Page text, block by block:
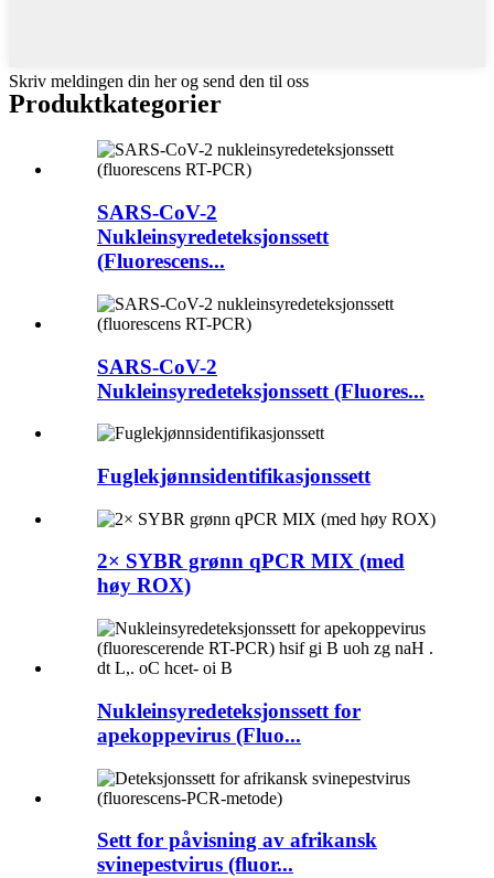
Skriv meldingen din her og send den til oss
Produktkategorier
SARS-CoV-2
Nukleinsyredeteksjonssett
(Fluorescens...
SARS-CoV-2
Nukleinsyredeteksjonssett (Fluores...
Fuglekjønnsidentifikasjonssett
2× SYBR grønn qPCR MIX (med
høy ROX)
Nukleinsyredeteksjonssett for
apekoppevirus (Fluo...
Sett for påvisning av afrikansk
svinepestvirus (fluor...